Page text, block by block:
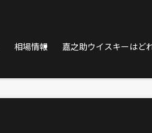
相場情報 嘉之助ウイスキーはど